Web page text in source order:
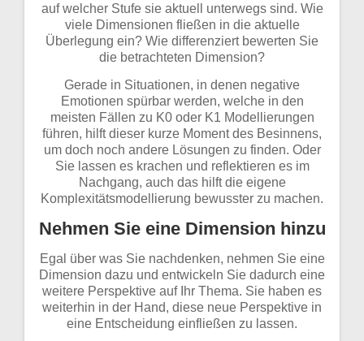
auf welcher Stufe sie aktuell unterwegs sind. Wie
viele Dimensionen fließen in die aktuelle
Überlegung ein? Wie differenziert bewerten Sie
die betrachteten Dimension?
Gerade in Situationen, in denen negative
Emotionen spürbar werden, welche in den
meisten Fällen zu K0 oder K1 Modellierungen
führen, hilft dieser kurze Moment des Besinnens,
um doch noch andere Lösungen zu finden. Oder
Sie lassen es krachen und reflektieren es im
Nachgang, auch das hilft die eigene
Komplexitätsmodellierung bewusster zu machen.
Nehmen Sie eine Dimension hinzu
Egal über was Sie nachdenken, nehmen Sie eine
Dimension dazu und entwickeln Sie dadurch eine
weitere Perspektive auf Ihr Thema. Sie haben es
weiterhin in der Hand, diese neue Perspektive in
eine Entscheidung einfließen zu lassen.